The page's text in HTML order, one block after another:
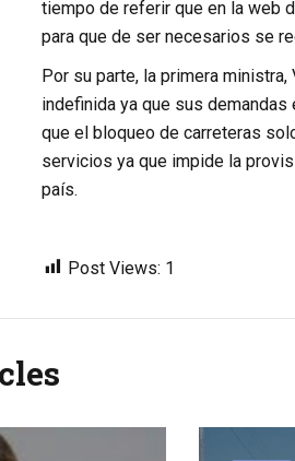
tiempo de referir que en la web
para que de ser necesarios se
Por su parte, la primera
indefinida ya que sus
que el bloqueo de carreteras
servicios ya que impide la
país.
Post Views: 1